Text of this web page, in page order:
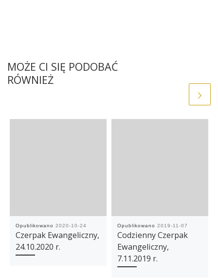
MOŻE CI SIĘ PODOBAĆ
RÓWNIEŻ
Opublikowano 2020-10-24
Czerpak Ewangeliczny,
24.10.2020 r.
Opublikowano 2019-11-07
Codzienny Czerpak
Ewangeliczny,
7.11.2019 r.